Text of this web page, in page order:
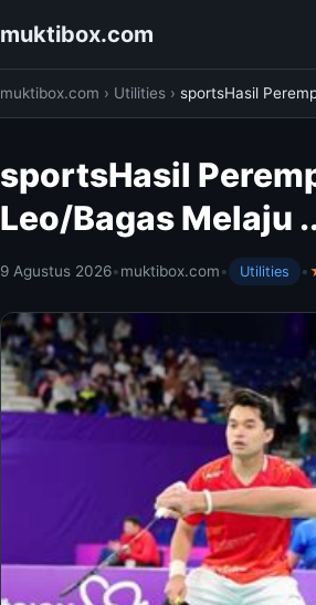
muktibox.com
muktibox.com › Utilities › sportsHasil
sportsHasil
Leo/Bagas Melaju
9 Agustus 2026•muktibox.com• Utilities •